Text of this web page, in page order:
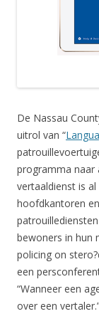
De Nassau
uitrol van “
programma naar
vertaaldienst is
hoofdkantoren
bewoners in hun
policing on
een
“Wanneer een
over een